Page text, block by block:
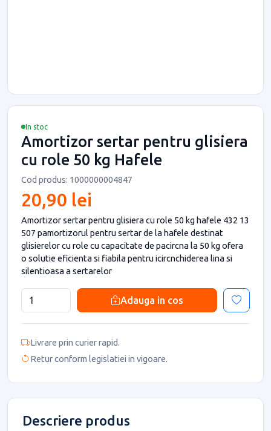
In stoc
Amortizor sertar pentru glisiera
cu role 50 kg Hafele
Cod produs: 1000000004847
20,90 lei
Amortizor sertar pentru glisiera cu role 50 kg hafele 432 13
507 pamortizorul pentru sertar de la hafele destinat
glisierelor cu role cu capacitate de pacircna la 50 kg ofera
o solutie eficienta si fiabila pentru icircnchiderea lina si
silentioasa a sertarelor
Adauga in cos
Livrare prin curier rapid.
Retur conform legislatiei in vigoare.
Descriere produs